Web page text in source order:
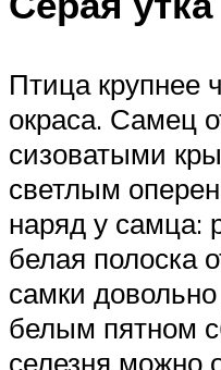
Птица крупнее
окраса. Самец
сизоватыми
светлым
наряд у самца:
белая полоска
самки
белым пятном
селезня можно